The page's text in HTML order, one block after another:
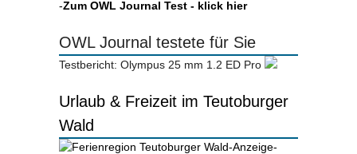
-Zum OWL Journal Test - klick hier
OWL Journal testete für Sie
Testbericht: Olympus 25 mm 1.2 ED Pro
Urlaub & Freizeit im Teutoburger
Wald
-Anzeige-